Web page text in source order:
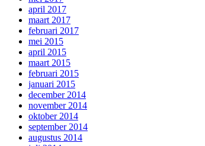
april 2017
maart 2017
februari 2017
mei 2015
april 2015
maart 2015
februari 2015
januari 2015
december 2014
november 2014
oktober 2014
september 2014
augustus 2014